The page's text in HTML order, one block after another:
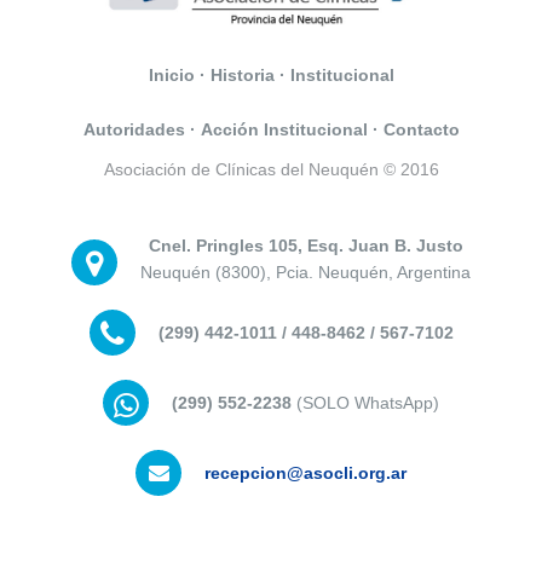
Inicio · Historia· Institucional
Autoridades · Acción Institucional · Contacto
Asociación de Clínicas del Neuquén © 2016
Cnel. Pringles 105, Esq. Juan B. Justo
Neuquén (8300), Pcia. Neuquén, Argentina
(299) 442-1011 / 448-8462 / 567-7102
(299) 552-2238 (SOLO WhatsApp)
recepcion@asocli.org.ar